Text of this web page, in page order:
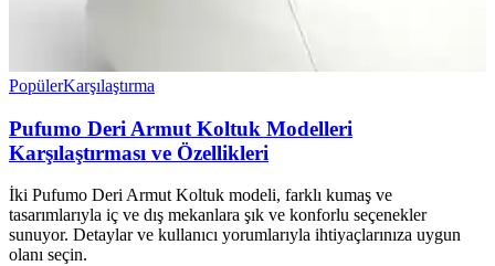
PopülerKarşılaştırma
Pufumo Deri Armut Koltuk Modelleri
Karşılaştırması ve Özellikleri
İki Pufumo Deri Armut Koltuk modeli, farklı kumaş ve
tasarımlarıyla iç ve dış mekanlara şık ve konforlu seçenekler
sunuyor. Detaylar ve kullanıcı yorumlarıyla ihtiyaçlarınıza uygun
olanı seçin.